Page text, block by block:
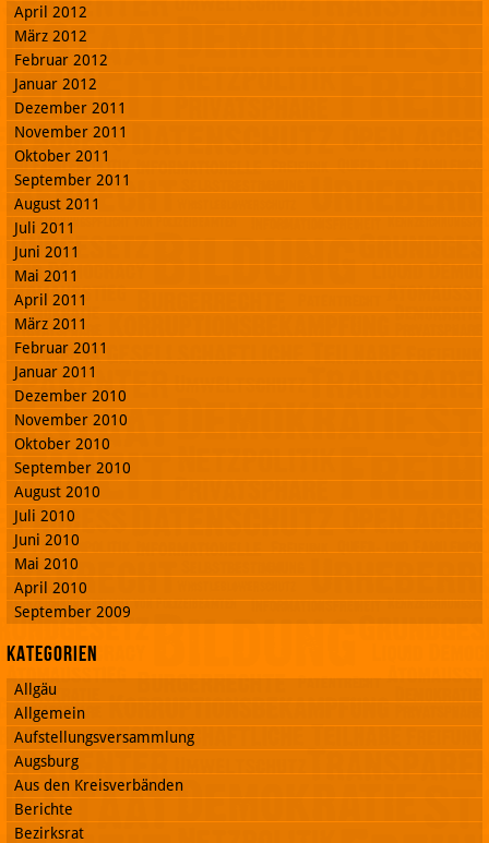
April 2012
März 2012
Februar 2012
Januar 2012
Dezember 2011
November 2011
Oktober 2011
September 2011
August 2011
Juli 2011
Juni 2011
Mai 2011
April 2011
März 2011
Februar 2011
Januar 2011
Dezember 2010
November 2010
Oktober 2010
September 2010
August 2010
Juli 2010
Juni 2010
Mai 2010
April 2010
September 2009
Kategorien
Allgäu
Allgemein
Aufstellungsversammlung
Augsburg
Aus den Kreisverbänden
Berichte
Bezirksrat